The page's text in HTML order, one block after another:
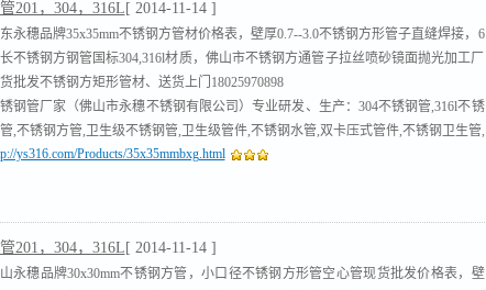
201，304，316L[ 2014-11-14 ]
永穗品牌35x35mm不锈钢方管材价格表，壁厚0.7--3.0不锈钢方形管子直缝焊接，6
不锈钢方钢管国标304,316l材质，佛山市不锈钢方通管子拉丝喷砂镜面抛光加工厂
批发不锈钢方矩形管材、送货上门18025970898
钢管厂家（佛山市永穗不锈钢有限公司）专业研发、生产：304不锈钢管,316l不锈
,不锈钢方管,卫生级不锈钢管,卫生级管件,不锈钢水管,双卡压式管件,不锈钢卫生管,
钢圆管,沟槽式管件,不锈钢工业流体管 [查看]
ys316.com/Products/35x35mmbxg.html
201，304，316L[ 2014-11-14 ]
永穗品牌30x30mm不锈钢方管，小口径不锈钢方形管空心管现货批发价格表，壁